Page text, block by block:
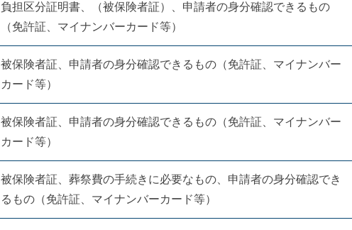
負担区分証明書、（被保険者証）、申請者の身分確認できるもの
（免許証、マイナンバーカード等）
被保険者証、申請者の身分確認できるもの（免許証、マイナンバー
カード等）
被保険者証、申請者の身分確認できるもの（免許証、マイナンバー
カード等）
被保険者証、葬祭費の手続きに必要なもの、申請者の身分確認でき
るもの（免許証、マイナンバーカード等）